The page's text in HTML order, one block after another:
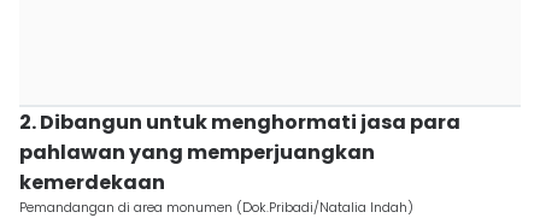
2. Dibangun untuk menghormati jasa para
pahlawan yang memperjuangkan
kemerdekaan
Pemandangan di area monumen (Dok.Pribadi/Natalia Indah)